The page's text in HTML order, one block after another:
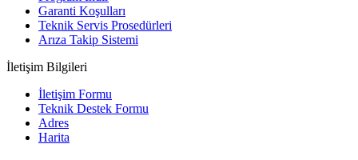
Garanti Koşulları
Teknik Servis Prosedürleri
Arıza Takip Sistemi
İletişim Bilgileri
İletişim Formu
Teknik Destek Formu
Adres
Harita